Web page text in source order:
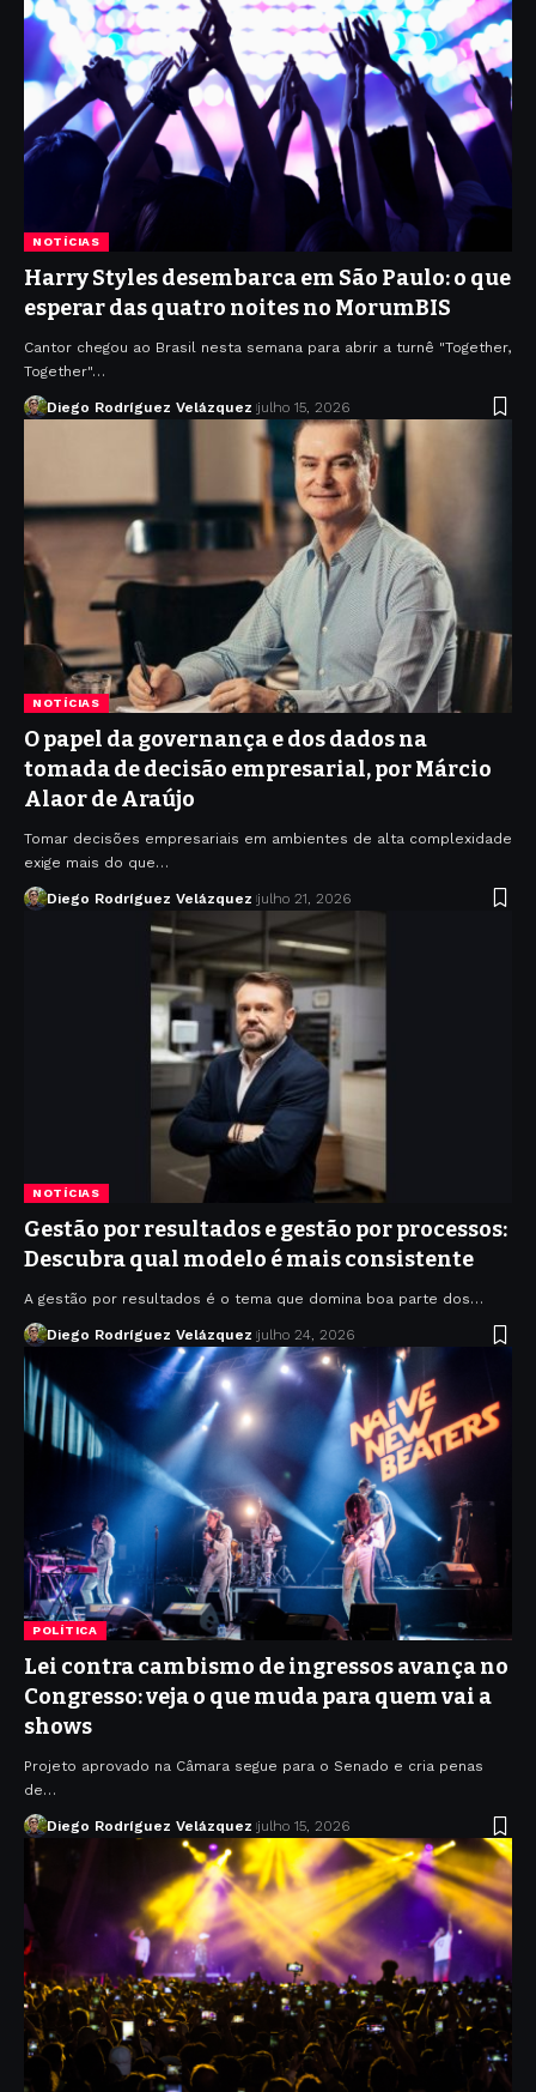
NOTÍCIAS
Harry Styles desembarca em São Paulo: o que
esperar das quatro noites no MorumBIS
Cantor chegou ao Brasil nesta semana para abrir a turnê "Together,
Together"…
Diego Rodríguez Velázquez julho 15, 2026
NOTÍCIAS
O papel da governança e dos dados na
tomada de decisão empresarial, por Márcio
Alaor de Araújo
Tomar decisões empresariais em ambientes de alta complexidade
exige mais do que…
Diego Rodríguez Velázquez julho 21, 2026
NOTÍCIAS
Gestão por resultados e gestão por processos:
Descubra qual modelo é mais consistente
A gestão por resultados é o tema que domina boa parte dos…
Diego Rodríguez Velázquez julho 24, 2026
POLÍTICA
Lei contra cambismo de ingressos avança no
Congresso: veja o que muda para quem vai a
shows
Projeto aprovado na Câmara segue para o Senado e cria penas
de…
Diego Rodríguez Velázquez julho 15, 2026